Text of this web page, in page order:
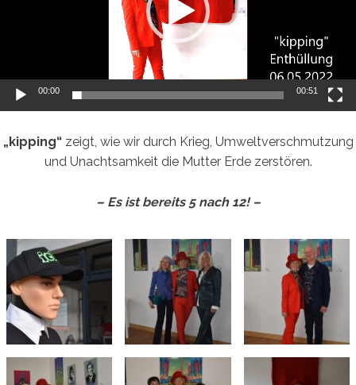
00:00 00:51
„kipping“zeigt, wie wir durch Krieg, Umweltverschmutzung
und Unachtsamkeit die Mutter Erde zerstören.
– Es ist bereits 5 nach 12! –